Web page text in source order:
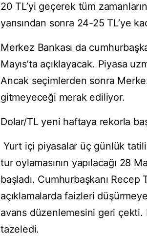
20 TL’yi geçerek tüm
yarısından sonra 24-25 TL’ye
Merkez Bankası da
Mayıs’ta açıklayacak. Piyasa
Ancak seçimlerden sonra
gitmeyeceği merak ediliyor.
Dolar/TL yeni haftaya rekorla
Yurt içi piyasalar üç günlük
tur oylamasının yapılacağı 28
başladı. Cumhurbaşkanı Recep
açıklamalarda faizleri
avans düzenlemesini geri
tazeledi.